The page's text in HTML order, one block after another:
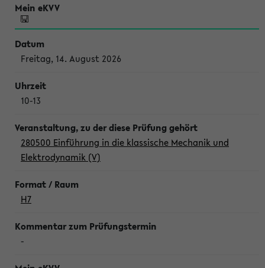
Freitag, 14. August 2026
10-13
280500 Einführung in die klassische Mechanik und
Elektrodynamik (V)
H7
-